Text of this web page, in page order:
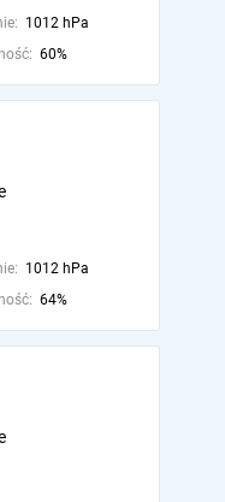
1012 hPa
60%
1012 hPa
64%